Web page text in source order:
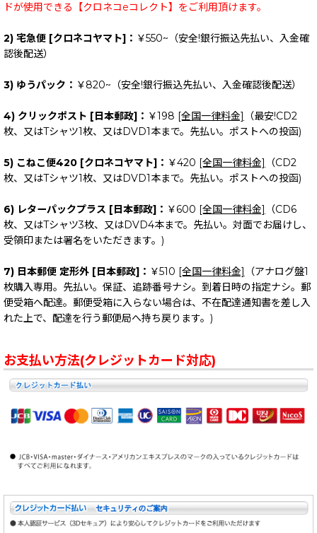
ドが使用できる【クロネコeコレクト】をご利用頂けます。
2) 宅急便 [クロネコヤマト]： ￥550~（安全!銀行振込先払い、入金確
認後配送）
3) ゆうパック： ￥820~（安全!銀行振込先払い、入金確認後配送）
4) クリックポスト [日本郵政]： ￥198 [全国一律料金]
（最安!CD2
枚、又はTシャツ1枚、又はDVD1本まで。先払い。ポストへの投函)
5) こねこ便420 [クロネコヤマト]： ￥420 [全国一律料金]
（CD2
枚、又はTシャツ1枚、又はDVD1本まで。先払い。ポストへの投函)
6) レターパックプラス [日本郵政]： ￥600 [全国一律料金]
（CD6
枚、又はTシャツ3枚、又はDVD4本まで。先払い。対面でお届けし、
受領印または署名をいただきます。)
7) 日本郵便 定形外 [日本郵政]： ￥510 [全国一律料金]
（アナログ盤1
枚購入専用。先払い。保証、追跡番号ナシ。到着日時の指定ナシ。郵
便受箱へ配達。郵便受箱に入らない場合は、不在配達通知書を差し入
れた上で、配達を行う郵便局へ持ち戻ります。)
お支払い方法(クレジットカード対応)